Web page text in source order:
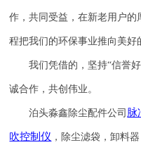
作，共同受益，在新老用户
程把我们的环保事业推向美好
我们凭借的，坚持“信誉好
诚合作，共创伟业。
泊头淼鑫除尘配件公司 脉
吹控制仪 ，除尘滤袋，卸料器